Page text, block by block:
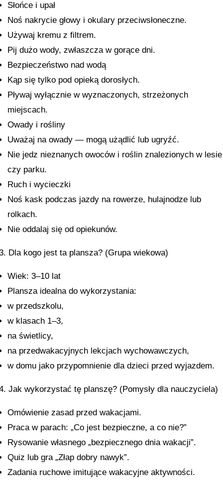
Słońce i upał
Noś nakrycie głowy i okulary przeciwsłoneczne.
Używaj kremu z filtrem.
Pij dużo wody, zwłaszcza w gorące dni.
Bezpieczeństwo nad wodą
Kąp się tylko pod opieką dorosłych.
Pływaj wyłącznie w wyznaczonych, strzeżonych
miejscach.
Owady i rośliny
Uważaj naowady — mogą użądlić lub ugryźć.
Nie jedz nieznanych owoców i roślin znalezionych w lesie
czy parku.
Ruch i wycieczki
Noś kask podczas jazdy na rowerze, hulajnodze lub
rolkach.
Nie oddalaj się od opiekunów.
Dla kogo jest ta plansza? (Grupa wiekowa)
Wiek: 3–10 lat
Plansza idealna do wykorzystania:
w przedszkolu,
w klasach 1–3,
na świetlicy,
na przedwakacyjnych lekcjach wychowawczych,
w domu jako przypomnienie dla dzieci przed wyjazdem.
Jak wykorzystać tę planszę? (Pomysły dla nauczyciela)
Omówienie zasad przed wakacjami.
Praca w parach: „Co jest bezpieczne, a co nie?”
Rysowanie własnego „bezpiecznego dnia wakacji”.
Quiz lub gra „Złap dobry nawyk”.
Zadania ruchowe imitujące wakacyjne aktywności.